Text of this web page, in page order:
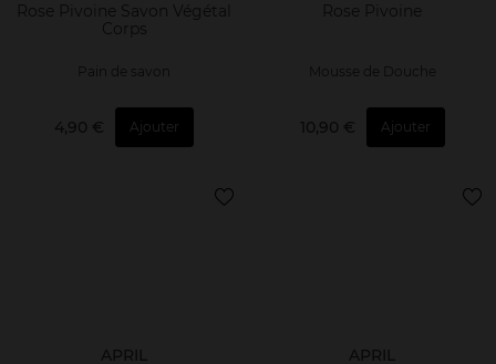
Rose Pivoine Savon Végétal
Corps
Pain de savon
4,90 € Ajouter
Rose Pivoine
Mousse de Douche
10,90 € Ajouter
APRIL APRIL